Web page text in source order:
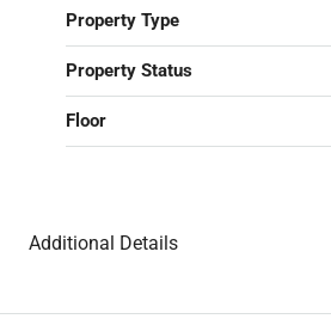
Property Type
Property Status
Floor
Additional Details